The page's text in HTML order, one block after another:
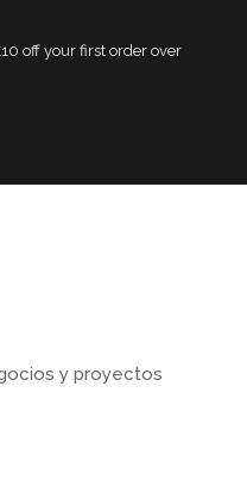
off your first order over
y proyectos